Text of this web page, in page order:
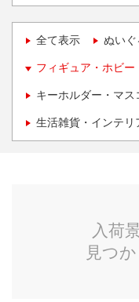
全て表示 ぬいぐ
フィギュア・ホビー
キーホルダー・マ
生活雑貨・インテリ